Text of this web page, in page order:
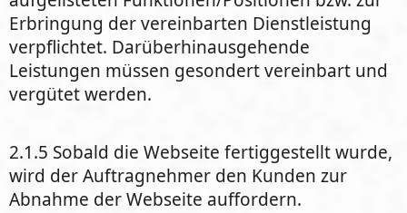
Erbringung der vereinbarten Dienstleistung
verpflichtet. Darüberhinausgehende
Leistungen müssen gesondert vereinbart und
vergütet werden.
2.1.5 Sobald die Webseite fertiggestellt wurde,
wird der Auftragnehmer den Kunden zur
Abnahme der Webseite auffordern.